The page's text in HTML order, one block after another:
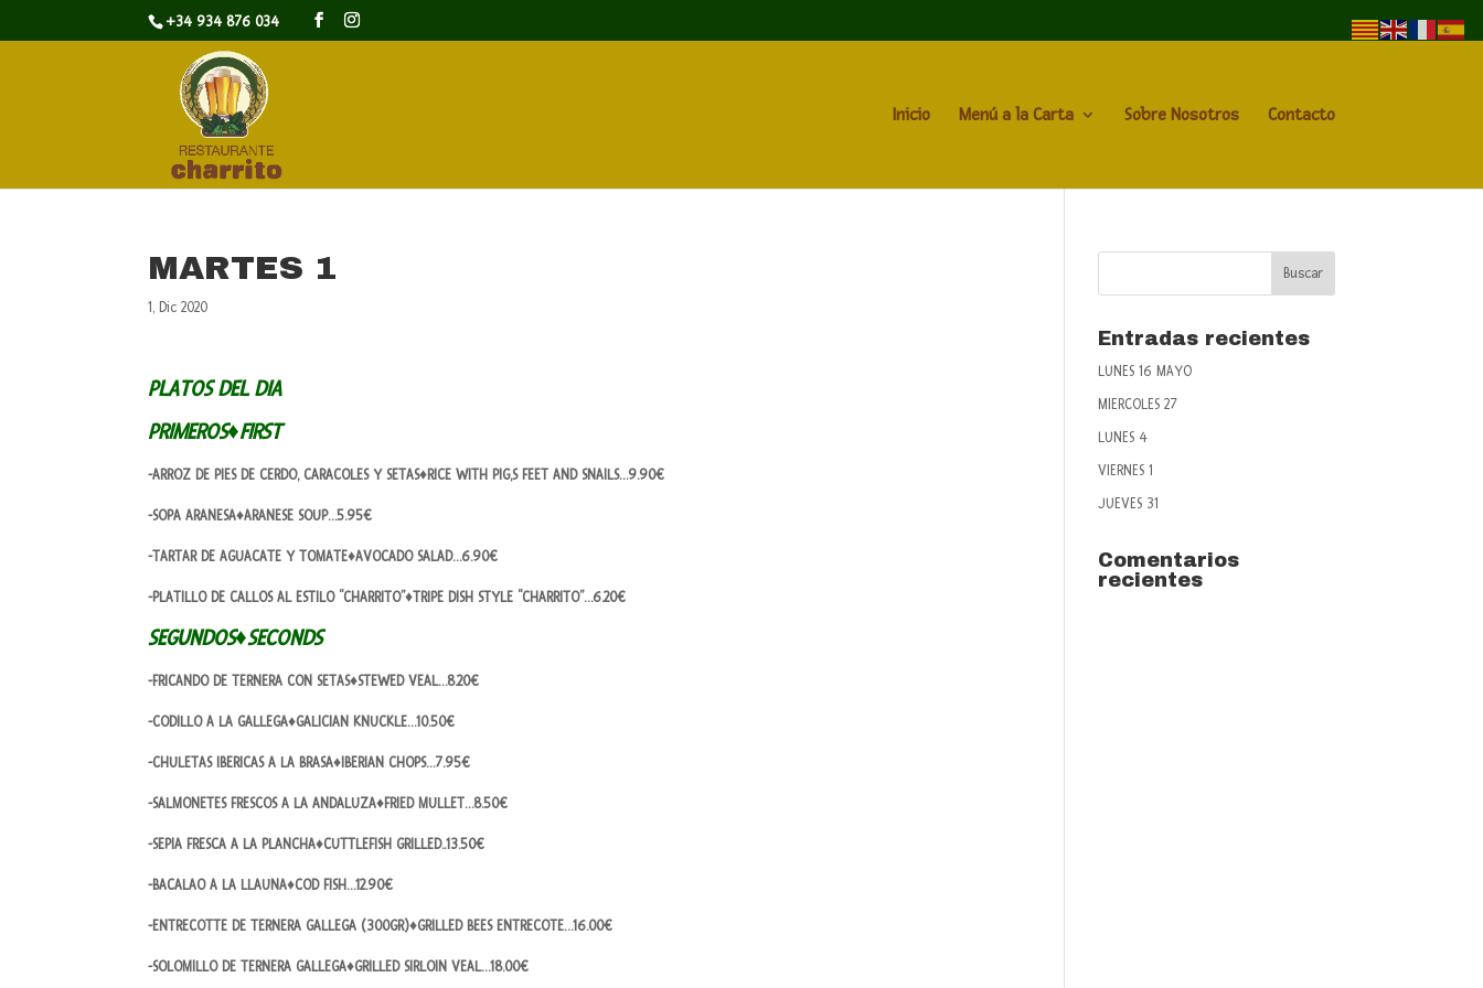
+34 934 876 034
Inicio Menú a la Carta Sobre Nosotros Contacto
MARTES 1
1, Dic 2020
PLATOS DEL DIA
PRIMEROS♦FIRST
-ARROZ DE PIES DE CERDO, CARACOLES Y SETAS♦RICE WITH PIG,S FEET AND SNAILS…9.90€
-SOPA ARANESA♦ARANESE SOUP…5.95€
-TARTAR DE AGUACATE Y TOMATE♦AVOCADO SALAD…6.90€
-PLATILLO DE CALLOS AL ESTILO “CHARRITO”♦TRIPE DISH STYLE “CHARRITO”…6.20€
SEGUNDOS♦SECONDS
-FRICANDO DE TERNERA CON SETAS♦STEWED VEAL…8.20€
-CODILLO A LA GALLEGA♦GALICIAN KNUCKLE…10.50€
-CHULETAS IBERICAS A LA BRASA♦IBERIAN CHOPS…7.95€
-SALMONETES FRESCOS A LA ANDALUZA♦FRIED MULLET…8.50€
-SEPIA FRESCA A LA PLANCHA♦CUTTLEFISH GRILLED..13.50€
-BACALAO A LA LLAUNA♦COD FISH…12.90€
-ENTRECOTTE DE TERNERA GALLEGA (300GR)♦GRILLED BEES ENTRECOTE…16.00€
-SOLOMILLO DE TERNERA GALLEGA♦GRILLED SIRLOIN VEAL…18.00€
Entradas recientes
LUNES 16 MAYO
MIERCOLES 27
LUNES 4
VIERNES 1
JUEVES 31
Comentarios
recientes